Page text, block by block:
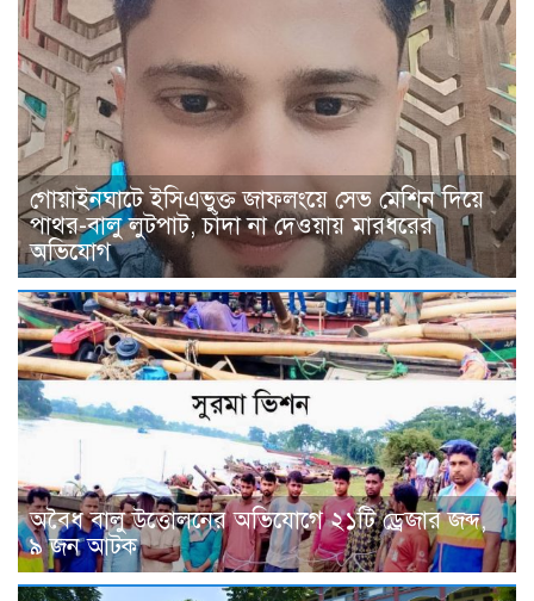
গোয়াইনঘাটে ইসিএভুক্ত জাফলংয়ে সেভ মেশিন দিয়ে
পাথর-বালু লুটপাট, চাঁদা না দেওয়ায় মারধরের
অভিযোগ
অবৈধ বালু উত্তোলনের অভিযোগে ২১টি ড্রেজার জব্দ,
৯ জন আটক